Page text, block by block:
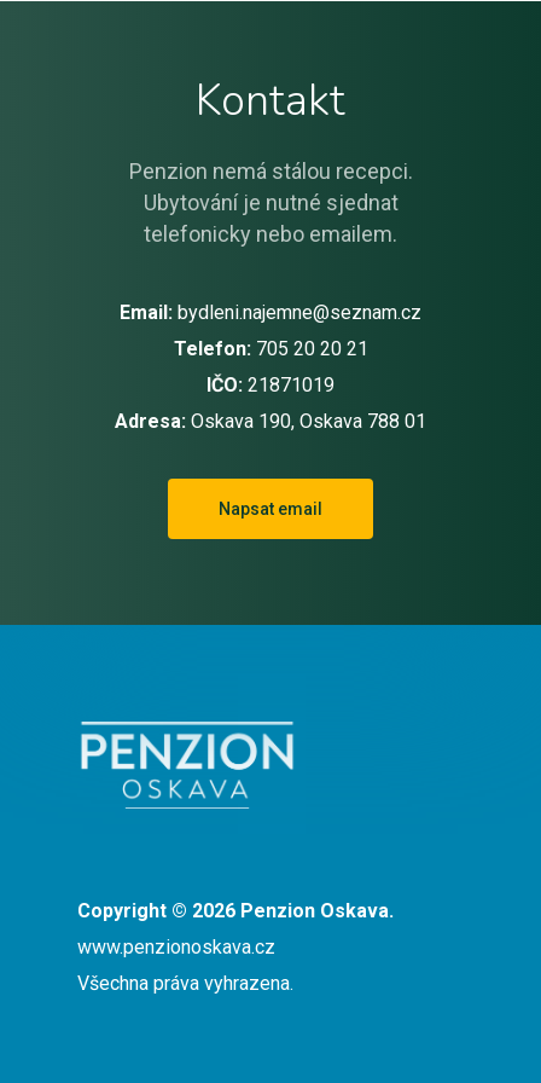
Kontakt
Penzion nemá stálou recepci.
Ubytování je nutné sjednat
telefonicky nebo emailem.
Email: bydleni.najemne@seznam.cz
Telefon:705 20 20 21
IČO: 21871019
Adresa: Oskava 190, Oskava 788 01
Napsat email
Copyright © 2026 Penzion Oskava.
www.penzionoskava.cz
Všechna práva vyhrazena.